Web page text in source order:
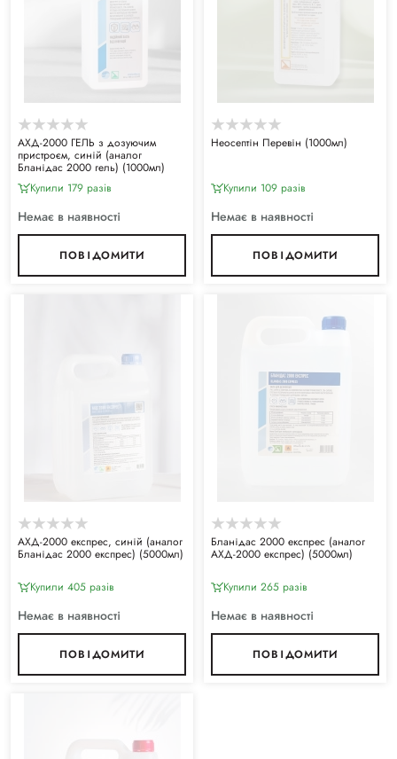
АХД-2000 ГЕЛЬ з дозуючим
пристроєм, синій (аналог
Бланідас 2000 гель) (1000мл)
Купили 179 разiв
Немає в наявності
ПОВІДОМИТИ
Неосептін Перевін (1000мл)
Купили 109 разiв
Немає в наявності
ПОВІДОМИТИ
АХД-2000 експрес, синій (аналог
Бланідас 2000 експрес) (5000мл)
Купили 405 разiв
Немає в наявності
ПОВІДОМИТИ
Бланідас 2000 експрес (аналог
АХД-2000 експрес) (5000мл)
Купили 265 разiв
Немає в наявності
ПОВІДОМИТИ